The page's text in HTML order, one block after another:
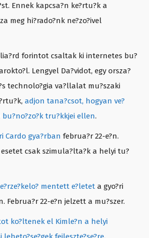
Ennek kapcsa?n ke?rtu?k a
meg hi?rado?nk ne?zo?ivel
forintot csaltak ki internetes bu?
Lengyel Da?vidot, egy orsza?
technolo?gia va?llalat mu?szaki
adjon tana?csot, hogyan ve?
tru?kkjei ellen.
Cardo gya?rban februa?r 22-e?n.
esetet csak szimula?lta?k a helyi tu?
mentett e?letet a gyo?ri
Februa?r 22-e?n jelzett a mu?szer.
ko?ltenek el Kimle?n a helyi